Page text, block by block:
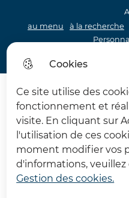
Cookies
Ce site utilise des
fonctionnement et
visite. En cliquant sur
l'utilisation de ces
moment modifier vos
d'informations,
Gestion des cookies.
au menu
à la recherche
Château d'Hardelot
Album page